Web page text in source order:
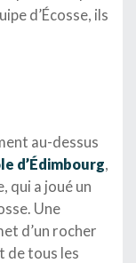
d’Écosse, ils
au-dessus
d’Édimbourg,
qui a joué un
Une
d’un rocher
de tous les